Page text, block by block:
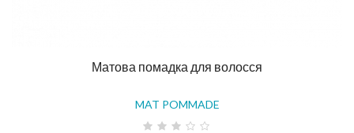
Матова помадка для волосся
MAT POMMADE